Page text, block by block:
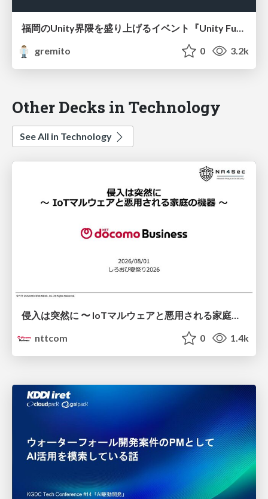
福岡のUnity界隈を盛り上げるイベント『Unity Fukuoka』 #edayfuk
gremito
0 3.2k
Other Decks in Technology
See All in Technology
nttcom
0 1.4k